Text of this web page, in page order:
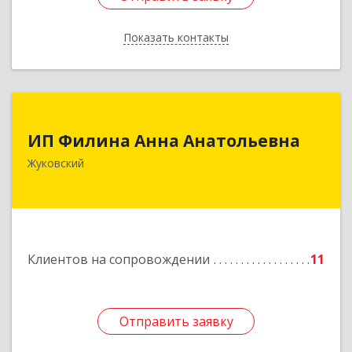
Показать контакты
Назад
ИП Филина Анна Анатольевна
Жуковский
Клиентов на сопровождении 11
Отправить заявку
Подробнее
Отправить заявку